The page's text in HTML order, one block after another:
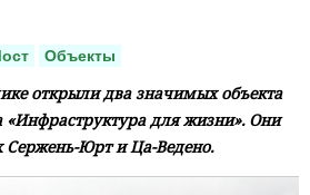
Объекты
открыли два значимых объекта
«Инфраструктура для жизни». Они
Сержень-Юрт и Ца-Ведено.